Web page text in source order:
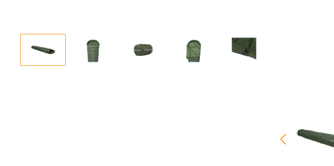
Bildergalerie überspringen